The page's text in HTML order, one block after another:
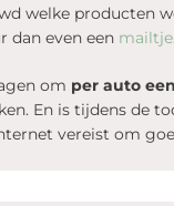
welke producten
dan even een mailtje.
om per auto
En is tijdens de
vereist om